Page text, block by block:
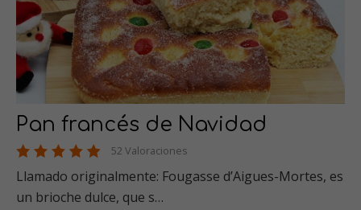
Pan francés de Navidad
52 Valoraciones
Llamado originalmente: Fougasse d’Aigues-Mortes, es
un brioche dulce, que s…